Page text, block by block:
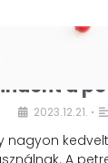
a
2023.12.21. •
nagyon
A